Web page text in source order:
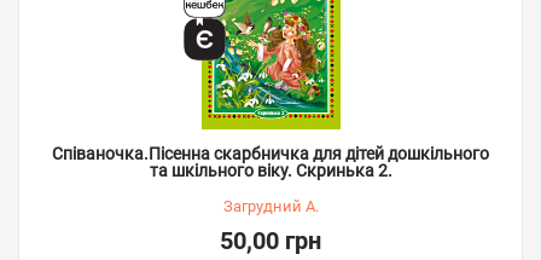
Співаночка.Пісенна скарбничка для дітей дошкільного
та шкільного віку. Скринька 2.
Загрудний А.
50,00 грн